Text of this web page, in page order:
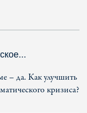
– да. Как улучшить
кризиса?